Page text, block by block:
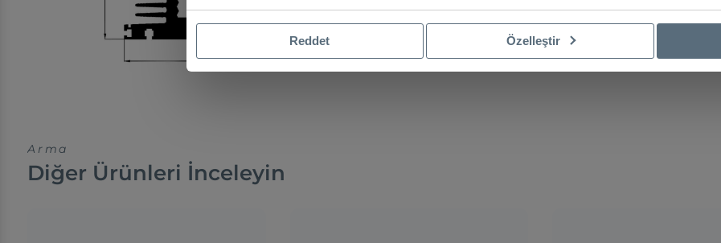
Arma
Diğer Ürünleri İnceleyin
Reddet Özelleştir